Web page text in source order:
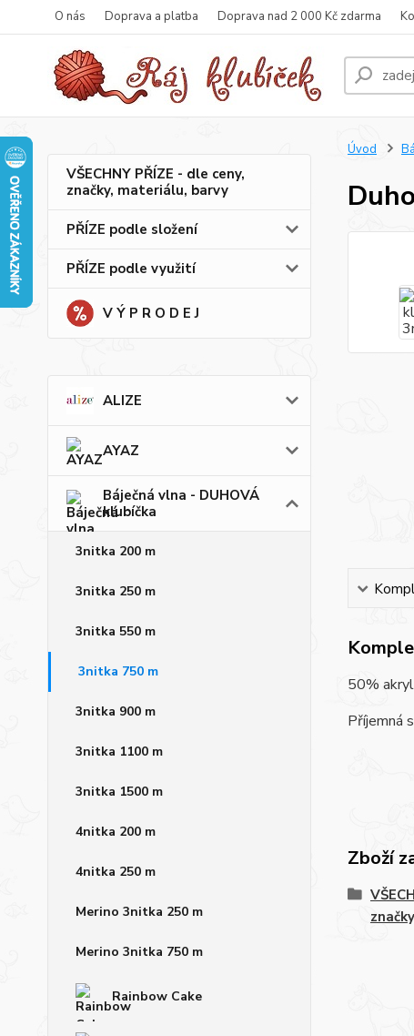
O nás Doprava a platba Doprava nad 2 000 Kč zdarma
VŠECHNY PŘÍZE - dle ceny,
značky, materiálu, barvy
PŘÍZE podle složení
PŘÍZE podle využití
V Ý P R O D E J
ALIZE
AYAZ
Báječná vlna - DUHOVÁ
klubíčka
3nitka 200 m
3nitka 250 m
3nitka 550 m
3nitka 750 m
3nitka 900 m
3nitka 1100 m
3nitka 1500 m
4nitka 200 m
4nitka 250 m
Merino 3nitka 250 m
Merino 3nitka 750 m
Rainbow Cake
Úvod
50%
Příjemná
Zboží